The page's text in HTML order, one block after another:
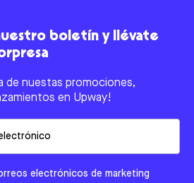
boletín y llévate
de nuestas promociones,
en Upway!
electrónicos de marketing